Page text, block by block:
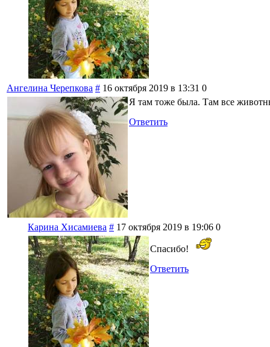
Ангелина Черепкова # 16 октября 2019 в 13:31 0
Я там тоже была. Там все
Ответить
Карина Хисамиева # 17 октября 2019 в 19:06 0
Спасибо!
Ответить